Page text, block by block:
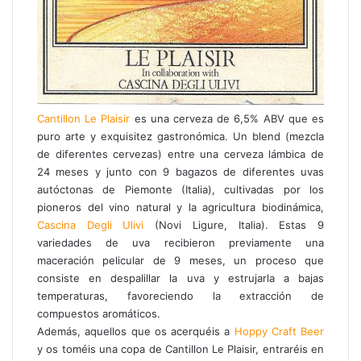
Cantillon Le Plaisir es una cerveza de 6,5% ABV que es
puro arte y exquisitez gastronómica. Un blend (mezcla
de diferentes cervezas) entre una cerveza lámbica de
24 meses y junto con 9 bagazos de diferentes uvas
autóctonas de Piemonte (Italia), cultivadas por los
pioneros del vino natural y la agricultura biodinámica,
Cascina Degli Ulivi (Novi Ligure, Italia). Estas 9
variedades de uva recibieron previamente una
maceración pelicular de 9 meses, un proceso que
consiste en despalillar la uva y estrujarla a bajas
temperaturas, favoreciendo la extracción de
compuestos aromáticos.
Además, aquellos que os acerquéis a Hoppy Craft Beer
y os toméis una copa de Cantillon Le Plaisir, entraréis en